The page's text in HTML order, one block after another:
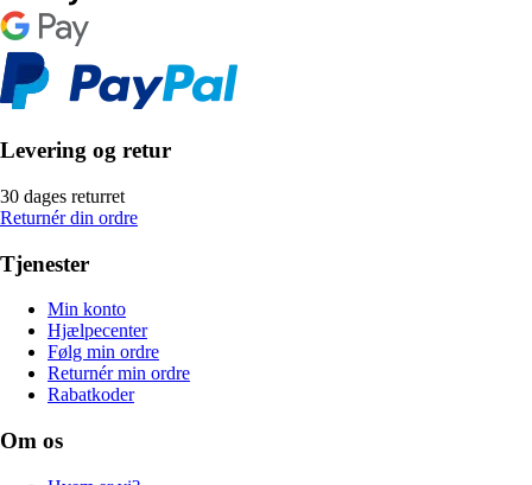
Levering og retur
30 dages returret
Returnér din ordre
Tjenester
Min konto
Hjælpecenter
Følg min ordre
Returnér min ordre
Rabatkoder
Om os